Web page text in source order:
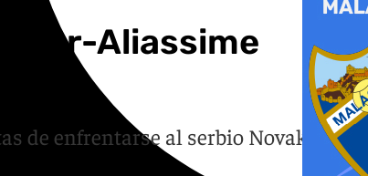
Aliassime
de enfrentarse al serbio Novak